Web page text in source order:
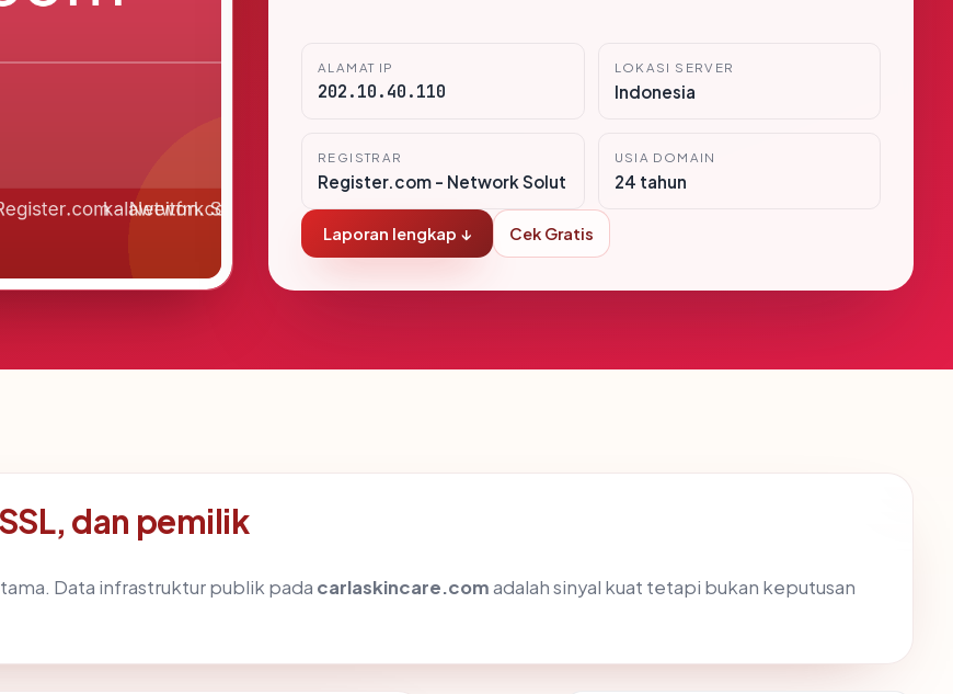
ALAMAT IP
202.10.40.110
LOKASI SERVER
Indonesia
REGISTRAR
Register.com - Network Solut
USIA DOMAIN
24 tahun
Laporan lengkap ↓ Cek Gratis
dan pemilik
Data infrastruktur publik pada carlaskincare.comadalah sinyal kuat tetapi bukan keputusan